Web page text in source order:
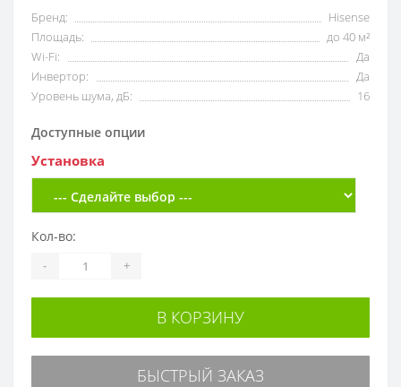
Бренд:
Hisense
Площадь:
до 40 м²
Wi-Fi:
Да
Инвертор:
Да
Уровень шума, дБ:
16
Доступные опции
Установка
Кол-во:
- +
В КОРЗИНУ
БЫСТРЫЙ ЗАКАЗ